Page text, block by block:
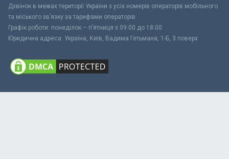
Дзвінок в межах території України з усіх номерів операторів мобільного
та міського зв’язку за тарифами операторів
Графік роботи: понеділок – п’ятниця з 09:00 до 18:00
Юридична адреса: Україна, Київ, Вадима Гетьмана, 1-Б, 3 поверх